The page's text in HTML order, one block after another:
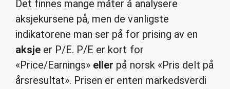
Det finnes mange måter å analysere
aksjekursene på, men de vanligste
indikatorene man ser på for prising av en
aksje er P/E. P/E er kort for
«Price/Earnings» eller på norsk «Pris delt på
årsresultat». Prisen er enten markedsverdi